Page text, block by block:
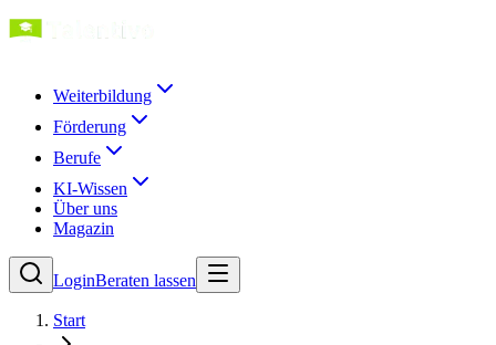
Weiterbildung
Förderung
Berufe
KI-Wissen
Über uns
Magazin
LoginBeraten lassen
Start